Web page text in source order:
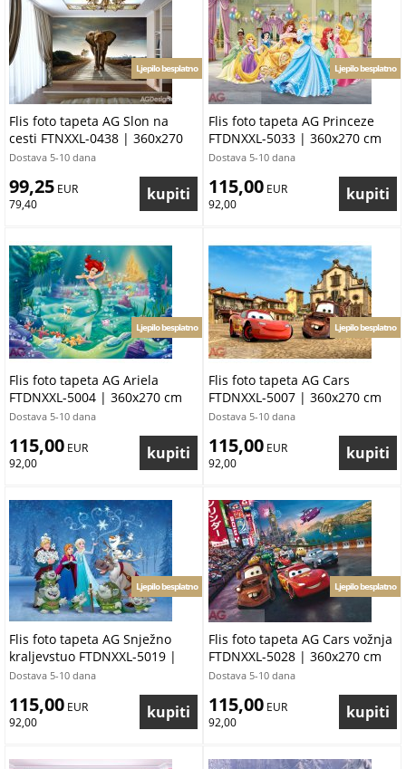
Flis foto tapeta AG Slon na
cesti FTNXXL-0438 | 360x270
cm
Ljepilo besplatno
Dostava 5-10 dana
99,25 EUR
79,40
Flis foto tapeta AG Princeze
FTDNXXL-5033 | 360x270 cm
Ljepilo besplatno
Dostava 5-10 dana
115,00 EUR
92,00
Flis foto tapeta AG Ariela
FTDNXXL-5004 | 360x270 cm
Ljepilo besplatno
Dostava 5-10 dana
115,00 EUR
92,00
Flis foto tapeta AG Cars
FTDNXXL-5007 | 360x270 cm
Ljepilo besplatno
Dostava 5-10 dana
115,00 EUR
92,00
Flis foto tapeta AG Snježno
kraljevstuo FTDNXXL-5019 |
360x270 cm
Ljepilo besplatno
Dostava 5-10 dana
115,00 EUR
92,00
Flis foto tapeta AG Cars vožnja
FTDNXXL-5028 | 360x270 cm
Ljepilo besplatno
Dostava 5-10 dana
115,00 EUR
92,00